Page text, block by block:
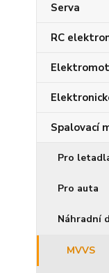
Serva
RC
Spalovací
Pro
Pro auta
Náhradní
MVVS